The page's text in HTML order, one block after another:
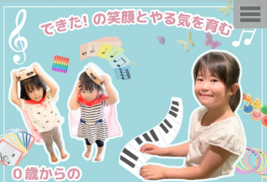
T
o
g
g
l
g
a
t